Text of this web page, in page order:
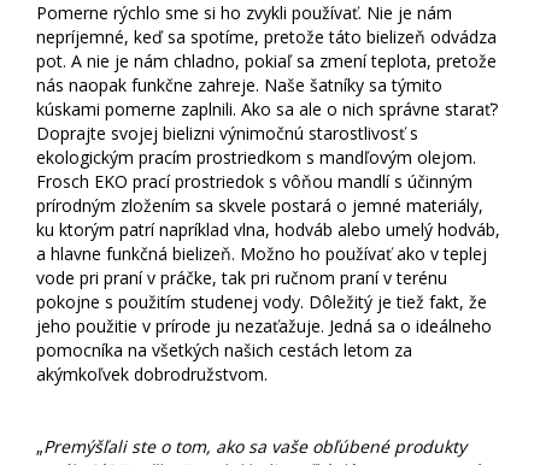
Pomerne rýchlo sme si ho zvykli používať. Nie je nám
nepríjemné, keď sa spotíme, pretože táto bielizeň odvádza
pot. A nie je nám chladno, pokiaľ sa zmení teplota, pretože
nás naopak funkčne zahreje. Naše šatníky sa týmito
kúskami pomerne zaplnili. Ako sa ale o nich správne starať?
Doprajte svojej bielizni výnimočnú starostlivosť s
ekologickým pracím prostriedkom s mandľovým olejom.
Frosch EKO prací prostriedok s vôňou mandlí s účinným
prírodným zložením sa skvele postará o jemné materiály,
ku ktorým patrí napríklad vlna, hodváb alebo umelý hodváb,
a hlavne funkčná bielizeň. Možno ho používať ako v teplej
vode pri praní v práčke, tak pri ručnom praní v terénu
pokojne s použitím studenej vody. Dôležitý je tiež fakt, že
jeho použitie v prírode ju nezaťažuje. Jedná sa o ideálneho
pomocníka na všetkých našich cestách letom za
akýmkoľvek dobrodružstvom.
„Premýšľali ste o tom, ako sa vaše obľúbené produkty